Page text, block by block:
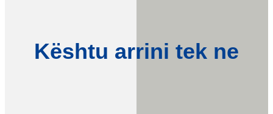
Kështu arrini tek ne